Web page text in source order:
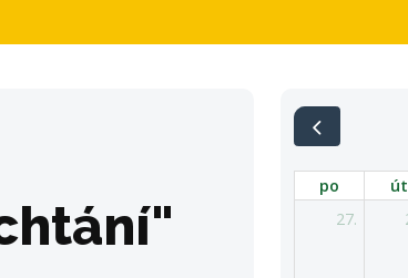
po út
27.